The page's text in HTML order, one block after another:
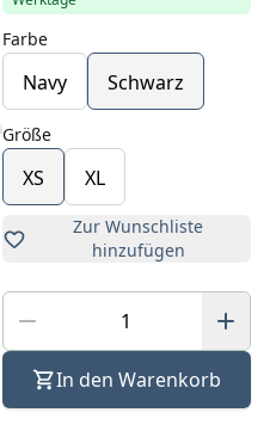
Farbe
Navy Schwarz
Größe
XS XL
Zur Wunschliste
hinzufügen
In den Warenkorb